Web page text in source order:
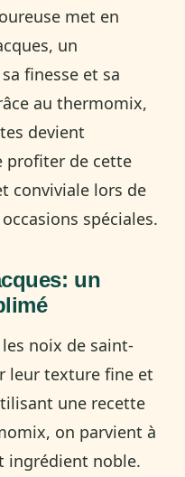
met en
un
finesse et sa
au thermomix,
devient
profiter de cette
conviviale lors de
spéciales.
un
noix de saint-
leur texture fine et
une recette
on parvient à
ingrédient noble.